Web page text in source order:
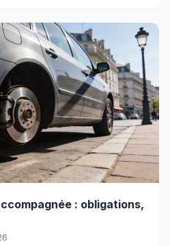
: obligations,